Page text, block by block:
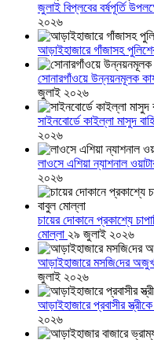
জুলাই বিপ্লবের বর্ষপূর্তি
২০২৬
আড়াইহাজারে গাঁজাসহ
সোনারগাঁওয়ে উন্নয়নমূলক
জুলাই ২০২৬
সাইনবোর্ডে কাইল্লা মাসুদ
২০২৬
লাওসে এশিয়া ন্যাশনাল
২০২৬
চায়ের দোকানে প্রকাশ্যে
মোল্লা ২৯ জুলাই ২০২৬
আড়াইহাজারে মস‌জি‌দের
জুলাই ২০২৬
আড়াইহাজারে প্রবাসীর
২০২৬